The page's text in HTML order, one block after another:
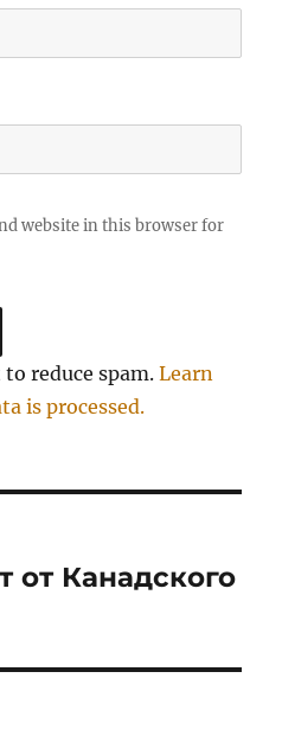
website in this browser for
to reduce spam.Learn
is processed.
от Канадского